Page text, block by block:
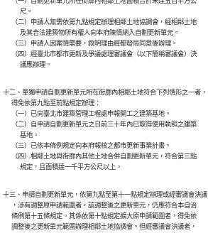
            尺。
      （二）申請人無需依第九點規定辦理相鄰土地協調會，經相鄰土地
            及其合法建築物所有權人向本府陳情納入自劃更新單元。
      （三）申請人因案情需要，敘明理由經都發局同意後辦理。
      （四）經臺北市都市更新及爭議處理審議會（以下簡稱審議會）決
            議應辦理。
十二、單獨申請自劃更新單元所在街廓內相鄰土地符合下列情形之一者，
      得免依第九點至前點規定辦理：
      （一）已向臺北市建築管理工程處申報開工之建築基地。
      （二）自申請自劃更新單元之日前三十年內已取得使用執照之建築
            基地。
      （三）已依本條例規定向本府報核之都市更新事業計畫。
      （四）相鄰土地與街廓內其他土地合併自劃更新單元，符合第三點
            規定，且面積達一千平方公尺以上。
十三、申請自劃更新單元，依第九點至第十一點規定辦理或經審議會決議
      ，涉有調整原申請範圍者，該調整後之更新單元，仍應符合本自治
      條例第十五條規定。其係依第十點規定擴大原申請範圍者，得免依
      調整後之更新單元範圍辦理相鄰土地協調會。但經審議會決議者，